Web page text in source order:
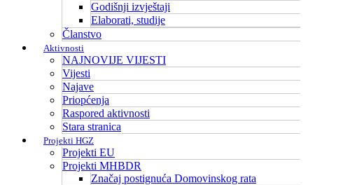
Godišnji izvještaji
Elaborati, studije
Članstvo
Aktivnosti
NAJNOVIJE VIJESTI
Vijesti
Najave
Priopćenja
Raspored aktivnosti
Stara stranica
Projekti HGZ
Projekti EU
Projekti MHBDR
Značaj postignuća Domovinskog rata